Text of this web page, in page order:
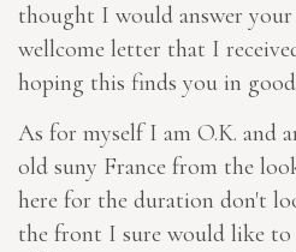
thought I would answer
wellcome letter that I
hoping this finds you in
As for myself I am O.K. and
old suny France from the
here for the duration don't
the front I sure would like to